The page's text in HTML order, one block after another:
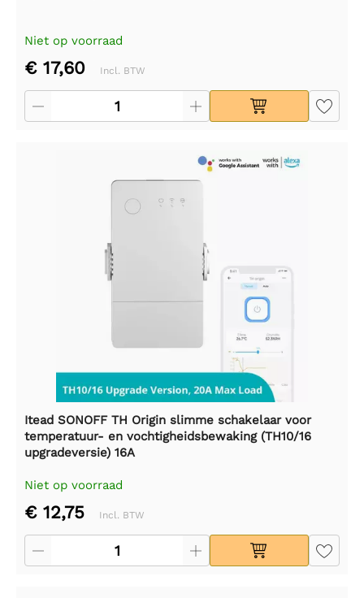
Niet op voorraad
€ 17,60 Incl. BTW
Itead SONOFF TH Origin slimme schakelaar voor
temperatuur- en vochtigheidsbewaking (TH10/16
upgradeversie) 16A
Niet op voorraad
€ 12,75 Incl. BTW